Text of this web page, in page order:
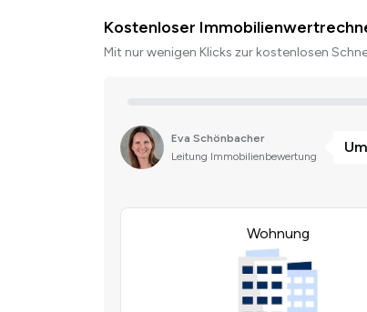
Kostenloser
Mit nur wenigen Klicks zur kostenlosen